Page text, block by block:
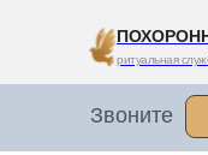
ритуальная
Звоните